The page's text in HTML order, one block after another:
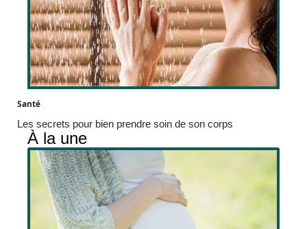
Santé
Les secrets pour bien prendre soin de son corps
À la une